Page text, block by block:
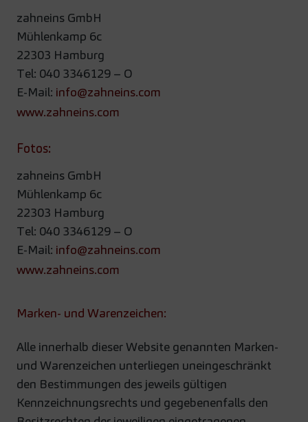
zahneins GmbH
Mühlenkamp 6c
22303 Hamburg
Tel: 040 3346129 – O
E-Mail: info@zahneins.com
www.zahneins.com
Fotos:
zahneins GmbH
Mühlenkamp 6c
22303 Hamburg
Tel: 040 3346129 – O
E-Mail: info@zahneins.com
www.zahneins.com
Marken- und Warenzeichen:
Alle innerhalb dieser Website genannten Marken-
und Warenzeichen unterliegen uneingeschränkt
den Bestimmungen des jeweils gültigen
Kennzeichnungsrechts und gegebenenfalls den